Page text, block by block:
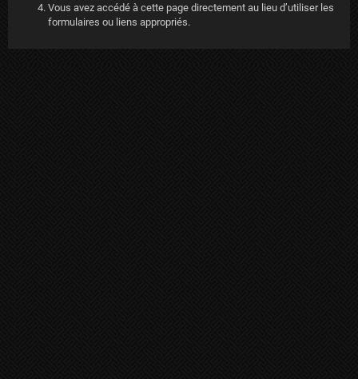
Vous avez accédé à cette page directement au lieu d’utiliser les
formulaires ou liens appropriés.